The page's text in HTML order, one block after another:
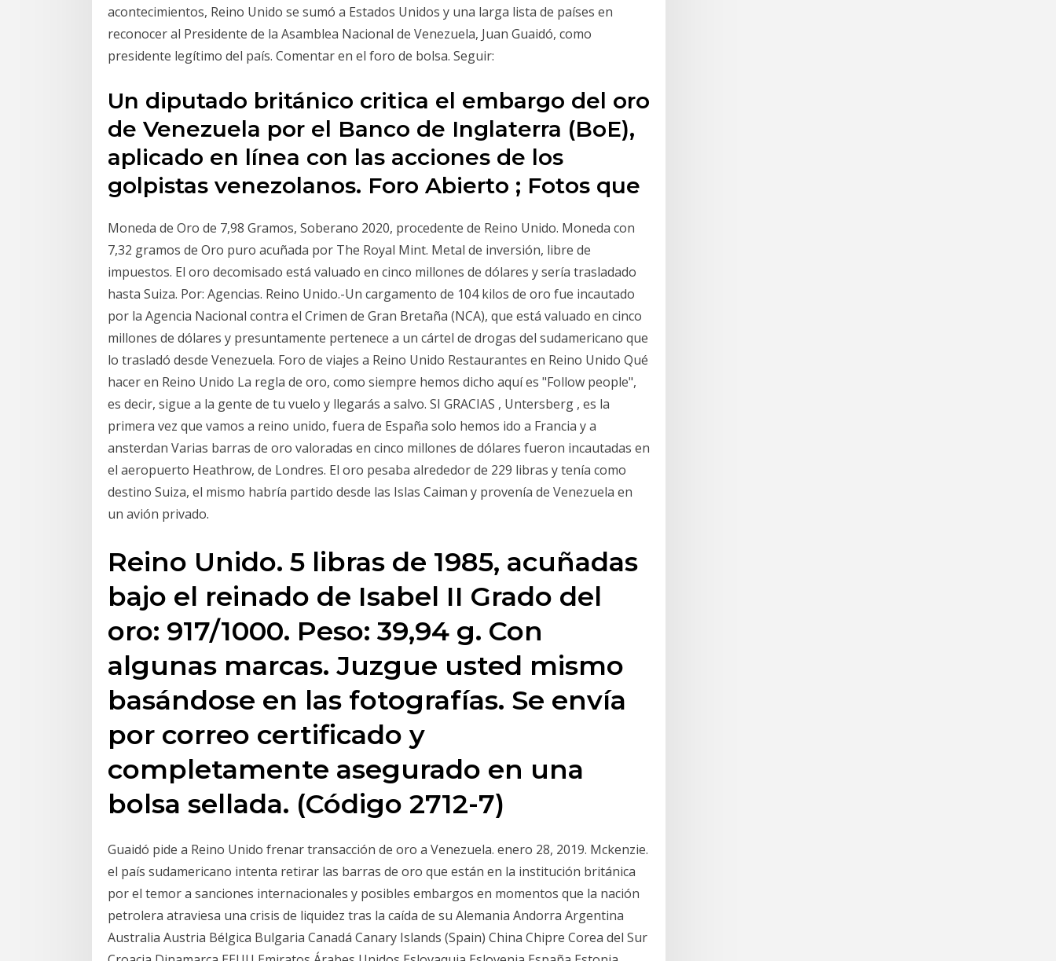
acontecimientos, Reino Unido se sumó a Estados Unidos y una larga lista de países en
reconocer al Presidente de la Asamblea Nacional de Venezuela, Juan Guaidó, como
presidente legítimo del país. Comentar en el foro de bolsa. Seguir:
Un diputado británico critica el embargo del oro
de Venezuela por el Banco de Inglaterra (BoE),
aplicado en línea con las acciones de los
golpistas venezolanos. Foro Abierto ; Fotos que
Moneda de Oro de 7,98 Gramos, Soberano 2020, procedente de Reino Unido. Moneda con
7,32 gramos de Oro puro acuñada por The Royal Mint. Metal de inversión, libre de
impuestos. El oro decomisado está valuado en cinco millones de dólares y sería trasladado
hasta Suiza. Por: Agencias. Reino Unido.-Un cargamento de 104 kilos de oro fue incautado
por la Agencia Nacional contra el Crimen de Gran Bretaña (NCA), que está valuado en cinco
millones de dólares y presuntamente pertenece a un cártel de drogas del sudamericano que
lo trasladó desde Venezuela. Foro de viajes a Reino Unido Restaurantes en Reino Unido Qué
hacer en Reino Unido La regla de oro, como siempre hemos dicho aquí es "Follow people",
es decir, sigue a la gente de tu vuelo y llegarás a salvo. SI GRACIAS , Untersberg , es la
primera vez que vamos a reino unido, fuera de España solo hemos ido a Francia y a
ansterdan Varias barras de oro valoradas en cinco millones de dólares fueron incautadas en
el aeropuerto Heathrow, de Londres. El oro pesaba alrededor de 229 libras y tenía como
destino Suiza, el mismo habría partido desde las Islas Caiman y provenía de Venezuela en
un avión privado.
Reino Unido. 5 libras de 1985, acuñadas
bajo el reinado de Isabel II Grado del
oro: 917/1000. Peso: 39,94 g. Con
algunas marcas. Juzgue usted mismo
basándose en las fotografías. Se envía
por correo certificado y
completamente asegurado en una
bolsa sellada. (Código 2712-7)
Guaidó pide a Reino Unido frenar transacción de oro a Venezuela. enero 28, 2019. Mckenzie.
el país sudamericano intenta retirar las barras de oro que están en la institución británica
por el temor a sanciones internacionales y posibles embargos en momentos que la nación
petrolera atraviesa una crisis de liquidez tras la caída de su Alemania Andorra Argentina
Australia Austria Bélgica Bulgaria Canadá Canary Islands (Spain) China Chipre Corea del Sur